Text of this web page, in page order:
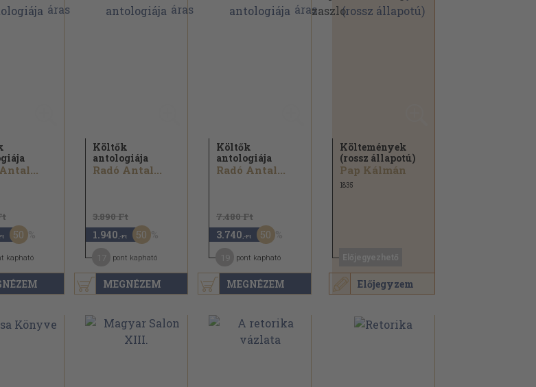
50
kapható
MEGNÉZEM
Költők
antologiája
Radó Antal...
3.890 Ft
1.940 ,-Ft 50
pont kapható
MEGNÉZEM
Költők
antologiája
Radó Antal...
7.480 Ft
3.740 ,-Ft 50
pont kapható
Előjegyzem
Költemények
(rossz állapotú)
Pap Kálmán
1835